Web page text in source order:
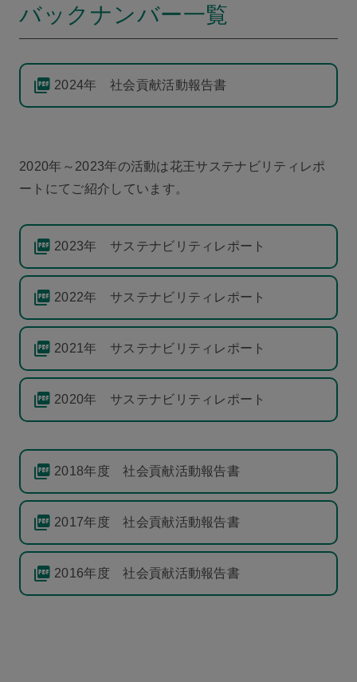
バックナンバー一覧
2024年 社会貢献活動報告書
2020年～2023年の活動は花王サステナビリティレポ
ートにてご紹介しています。
2023年 サステナビリティレポート
2022年 サステナビリティレポート
2021年 サステナビリティレポート
2020年 サステナビリティレポート
2018年度 社会貢献活動報告書
2017年度 社会貢献活動報告書
2016年度 社会貢献活動報告書